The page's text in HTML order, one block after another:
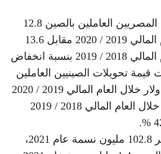
وسجلت قيمة تحويلات المصريين العاملين بالصين 12.8
مليون دولار خلال العام المالي 2019 / 2020 مقابل 13.6
مليون دولار خلال العام المالي 2018 / 2019 بنسبة انخفاض
بلغت قيمة تحويلات الصينيين العاملين
في مصر 10.5 مليون دولار خلال العام المالي 2019 / 2020
مقابل 7.4 مليون دولار خلال العام المالي 2018 / 2019
وسجل عدد سكان مصر 102.8 مليون نسمة عام 2021،